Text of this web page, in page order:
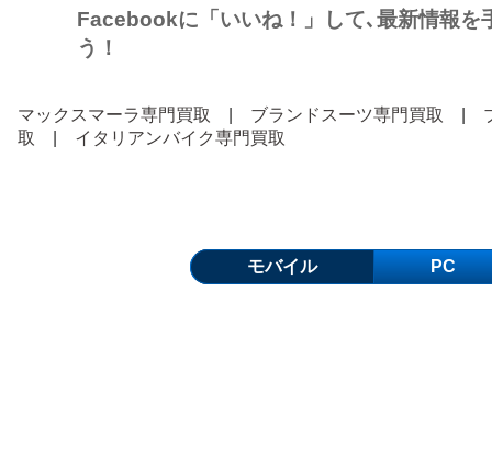
Facebookに「いいね！」して､最新情報を
う！
マックスマーラ専門買取 ブランドスーツ専門買取
取
イタリアンバイク専門買取
モバイル PC